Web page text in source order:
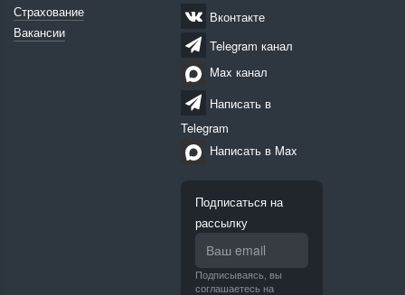
Страхование
Вакансии
Вконтакте
Telegram канал
Max канал
Написать в
Telegram
Написать в Max
Подписаться на
рассылку
Подписываясь, вы
соглашаетесь на